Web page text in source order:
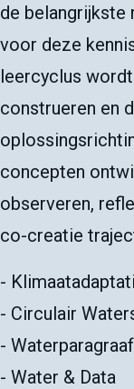
de
voor deze
leercyclus
construeren en
concepten
observeren,
co-creatie
-
- Circulair
-
- Water & Data